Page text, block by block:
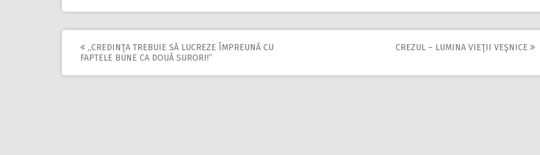
Post
navigation
,,CREDINŢA TREBUIE SĂ LUCREZE ÎMPREUNĂ CU
FAPTELE BUNE CA DOUĂ SURORI!”
CREZUL – LUMINA VIEŢII VEŞNICE